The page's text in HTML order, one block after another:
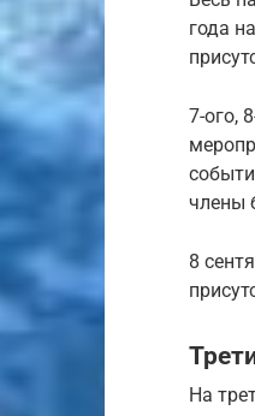
года
7-ого,
члены
8
На